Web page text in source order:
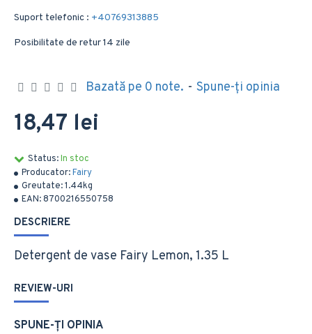
Suport telefonic : +40769313885
Posibilitate de retur 14 zile
Status:In stoc
Producator:Fairy
Greutate:1.44kg
EAN: 8700216550758
Bazată pe 0 note. - Spune-ţi opinia
18,47 lei
DESCRIERE
Detergent de vase Fairy Lemon, 1.35 L
REVIEW-URI
SPUNE-ŢI OPINIA